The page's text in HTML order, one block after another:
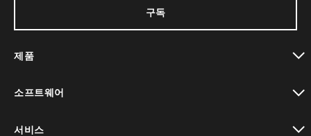
구독
제품
소프트웨어
서비스